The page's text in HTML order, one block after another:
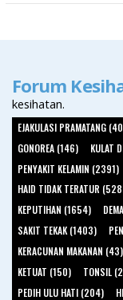
Forum
kesihatan.
EJAKULASI PRAMATANG
GONOREA (146)
KULAT
PENYAKIT KELAMIN (2391)
HAID TIDAK TERATUR
KEPUTIHAN (1654)
SAKIT TEKAK (1403)
KERACUNAN MAKANAN (43)
KETUAT (150)
TONSIL
PEDIH ULU HATI (204)